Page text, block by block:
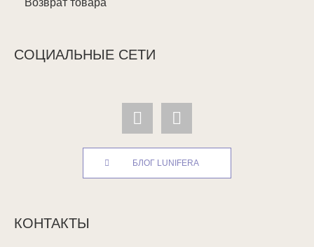
СОЦИАЛЬНЫЕ СЕТИ
БЛОГ LUNIFERA
КОНТАКТЫ